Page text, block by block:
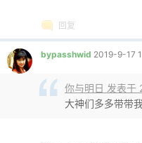
回复
bypasshwid 2019-9-17
你与明日 发表
大神们多多带带